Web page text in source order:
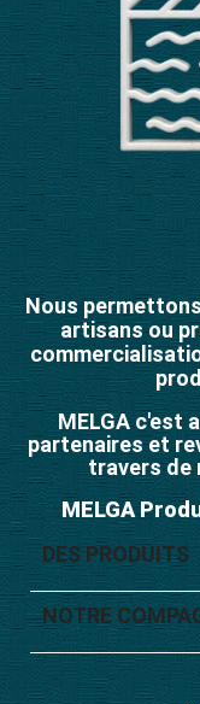
DES PRODUITS
NOTRE
Nous
artisans ou
MELGA c'est
partenaires et
travers de
MELGA